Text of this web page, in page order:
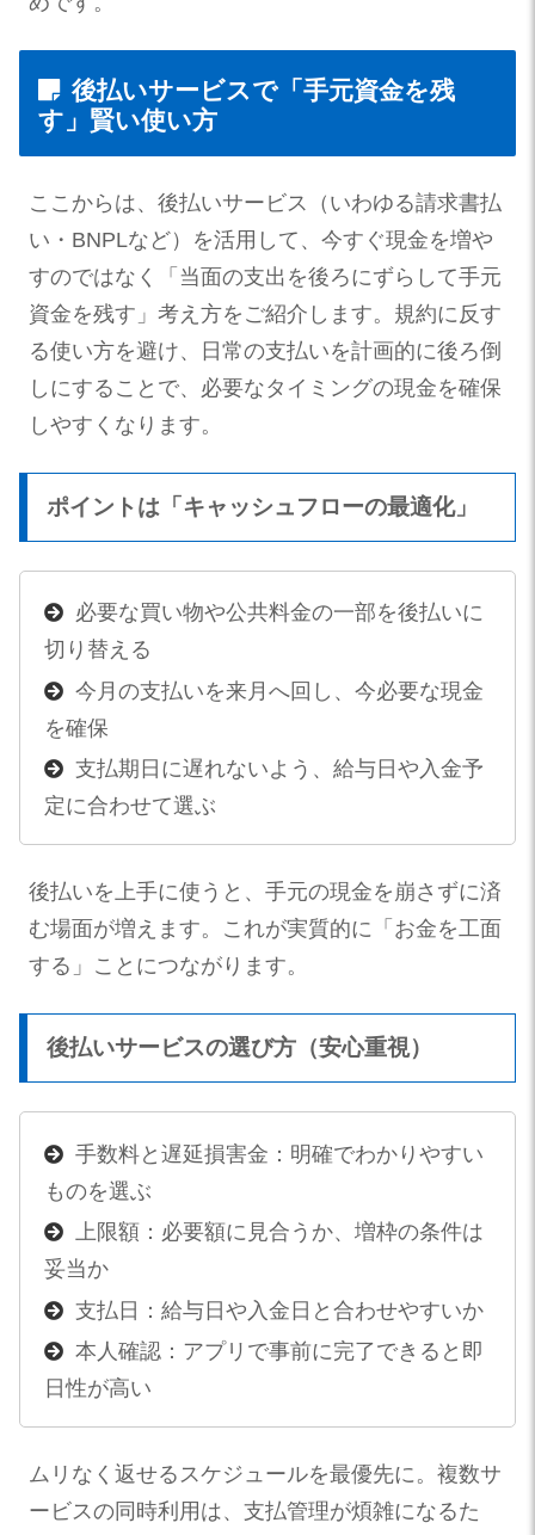
後払いサービスで「手元資金を残
す」賢い使い方
ここからは、後払いサービス（いわゆる請求書払
い・BNPLなど）を活用して、今すぐ現金を増や
すのではなく「当面の支出を後ろにずらして手元
資金を残す」考え方をご紹介します。規約に反す
る使い方を避け、日常の支払いを計画的に後ろ倒
しにすることで、必要なタイミングの現金を確保
しやすくなります。
ポイントは「キャッシュフローの最適化」
必要な買い物や公共料金の一部を後払いに
切り替える
今月の支払いを来月へ回し、今必要な現金
を確保
支払期日に遅れないよう、給与日や入金予
定に合わせて選ぶ
後払いを上手に使うと、手元の現金を崩さずに済
む場面が増えます。これが実質的に「お金を工面
する」ことにつながります。
後払いサービスの選び方（安心重視）
手数料と遅延損害金：明確でわかりやすい
ものを選ぶ
上限額：必要額に見合うか、増枠の条件は
妥当か
支払日：給与日や入金日と合わせやすいか
本人確認：アプリで事前に完了できると即
日性が高い
ムリなく返せるスケジュールを最優先に。複数サ
ービスの同時利用は、支払管理が煩雑になるた